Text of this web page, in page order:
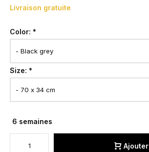
Livraison gratuite
Color: *
Size: *
6 semaines
Ajouter